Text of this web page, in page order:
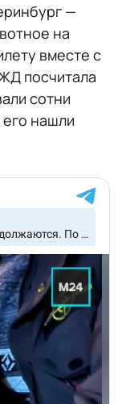
—
на
вместе с
посчитала
сотни
нашли